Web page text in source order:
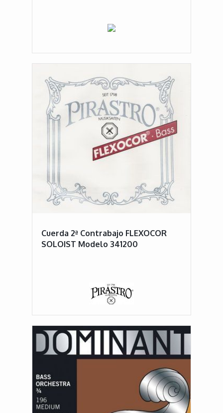
Cuerda 2ª Contrabajo FLEXOCOR
SOLOIST Modelo 341200